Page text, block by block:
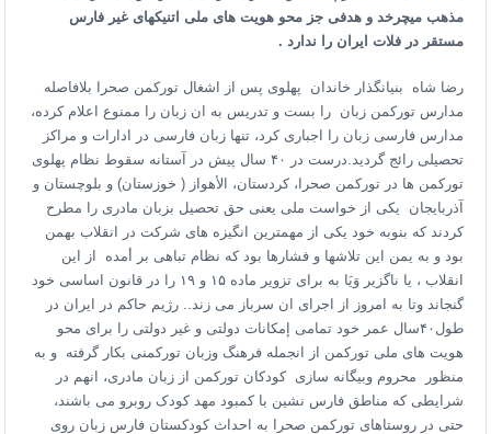
مذهب میچرخد و هدفى جز محو هویت هاى ملى اتنیکهاى غیر فارس
مستقر در فلات ایران را ندارد .
رضا شاه بنیانگذار خاندان پهلوى پس از اشغال تورکمن صحرا بلافاصله
مدارس تورکمن زبان را بست و تدریس به ان زبان را ممنوع اعلام کرده،
مدارس فارسی زبان را اجباری کرد، تنها زبان فارسى در ادارات و مراکز
تحصیلى رائج گردید.درست در ۴٠ سال پیش در آستانه سقوط نظام پهلوى
تورکمن ها در تورکمن صحرا، کردستان، الأهواز ( خوزستان) و بلوچستان و
آذربایجان یکى از خواست ملى یعنى حق تحصیل بزبان مادری را مطرح
کردند که بنوبه خود یکى از مهمترین انگیزه هاى شرکت در انقلاب بهمن
بود و به یمن این تلاشها و فشارها بود که نظام تباهى بر أمده از این
انقلاب ، یا ناگزیر وَیَا به براى تزویر ماده ١۵ و ١٩ را در قانون اساسى خود
گنجاند وتا به امروز از اجراى ان سرباز می زند.. رژیم حاکم در ایران در
طول۴٠سال عمر خود تمامى إمکانات دولتى و غیر دولتى را براى محو
هویت هاى ملى تورکمن از انجمله فرهنگ وزبان تورکمنى بکار گرفته و به
منظور محروم وبیگانه سازى کودکان تورکمن از زبان مادری، انهم در
شرایطی که مناطق فارس نشین با کمبود مهد کودک روبرو مى باشند،
حتى در روستاهاى تورکمن صحرا به احداث کودکستان فارس زبان روى